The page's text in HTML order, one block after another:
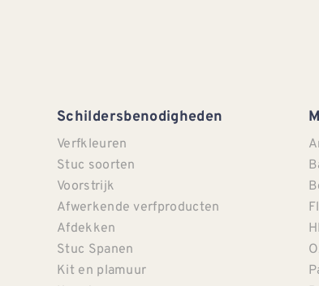
Schildersbenodigheden
Verfkleuren
Stuc soorten
Voorstrijk
Afwerkende verfproducten
Afdekken
Stuc Spanen
Kit en plamuur